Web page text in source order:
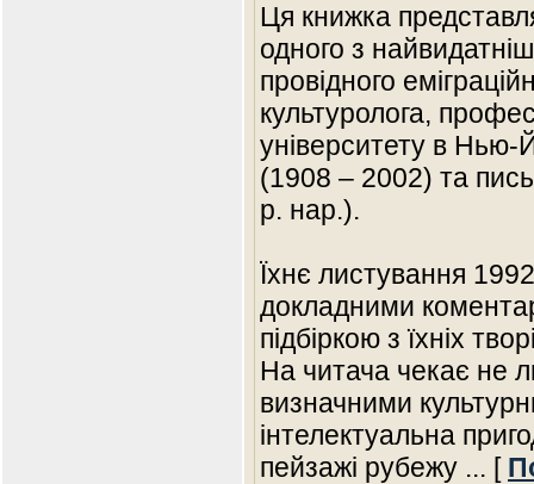
Ця книжка
одного з
провідного
культуролога,
університету в
(1908 – 2002) та
р. нар.).
Їхнє листування
докладними
підбіркою з їхніх
На читача чекає не
визначними
інтелектуальна
пейзажі рубежу ... [